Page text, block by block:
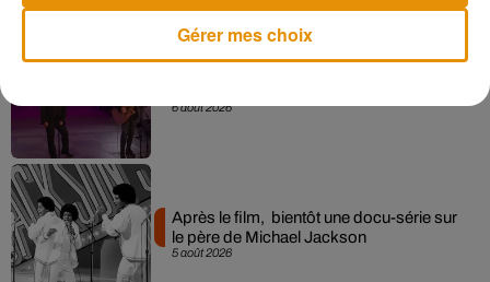
6 août 2026
5 août 2026
Après le film, bientôt une docu-série sur
le père de Michael Jackson
Gérer mes choix